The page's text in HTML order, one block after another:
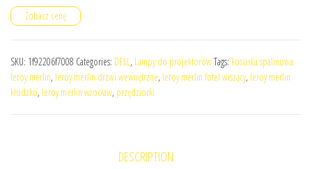
Zobacz cenę
SKU: 1f92206f7008 Categories: DELL, Lampy do projektorówTags: kosiarka spalinowa
leroy merlin, leroy merlin drzwi wewnętrzne, leroy merlin fotel wiszący, leroy merlin
kłodzko, leroy merlin wrocław, przędziorki
DESCRIPTION